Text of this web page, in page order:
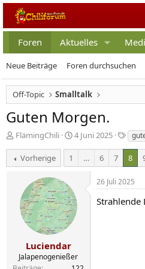
Foren Aktuelles
Neue Beiträge Foren durchsuchen
Off-Topic Smalltalk
Guten Morgen.
E
s
t
FlämingChili
E
t
l
t
a
4 Juni 2025
S
c
h
l
a
g
w
Vorherige 1 … 6 7 8
Luciendar
Jalapenogenießer
26 Juli 2025
Strahlende